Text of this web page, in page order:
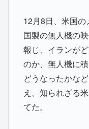
12月8日、米国
国製の無人機の
報じ、イランが
のか、無人機に
どうなったかな
え、知られざる
てた。